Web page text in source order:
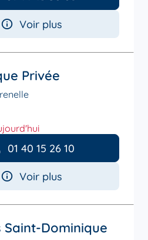
Voir plus
Privée
01 40 15 26 10
Voir plus
Saint-Dominique